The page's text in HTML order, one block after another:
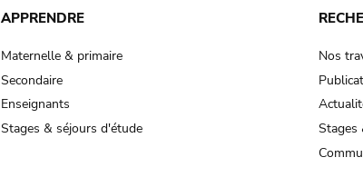
APPRENDRE
Maternelle & primaire
Secondaire
Enseignants
Stages & séjours d'étude
Nos
Stages